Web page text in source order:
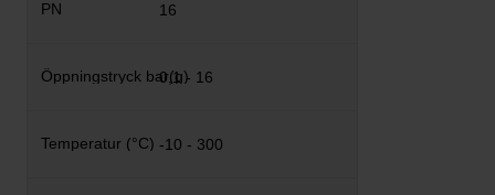
16
0,1 - 16
-10 - 300